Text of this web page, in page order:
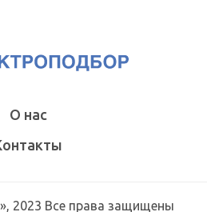
О нас
2023 Все права защищены